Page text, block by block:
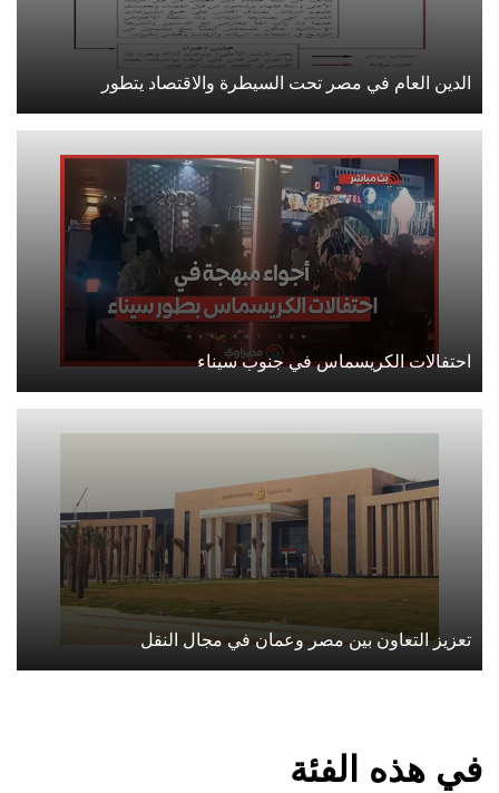
الدين العام في مصر تحت السيطرة والاقتصاد يتطور
احتفالات الكريسماس في جنوب سيناء
تعزيز التعاون بين مصر وعمان في مجال النقل
في هذه الفئة